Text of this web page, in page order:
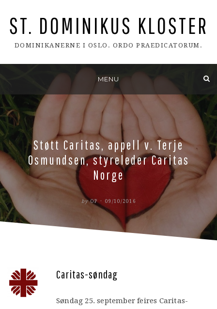
ST. DOMINIKUS KLOSTER
DOMINIKANERNE I OSLO. ORDO PRAEDICATORUM.
content
MENU
Støtt Caritas, appell v. Terje
Osmundsen, styreleder Caritas
Norge
byOP
POSTED
ON
09/10/2016
Caritas-søndag
Søndag 25. september feires Caritas-